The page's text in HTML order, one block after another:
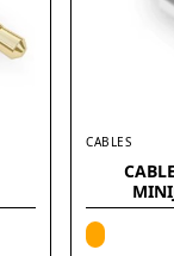
CABLES